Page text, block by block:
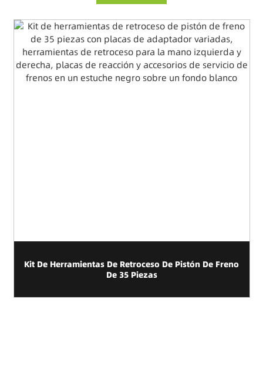
Kit De Herramientas De Sincronización Y Bomba De
Inyección Para Diésel Duratorq, 11 Piezas